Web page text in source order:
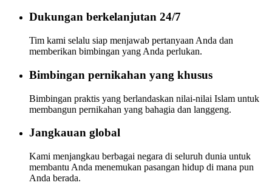
Dukungan berkelanjutan 24/7
Tim kami selalu siap menjawab pertanyaan Anda dan
memberikan bimbingan yang Anda perlukan.
Bimbingan pernikahan yang khusus
Bimbingan praktis yang berlandaskan nilai-nilai Islam untuk
membangun pernikahan yang bahagia dan langgeng.
Jangkauan global
Kami menjangkau berbagai negara di seluruh dunia untuk
membantu Anda menemukan pasangan hidup di mana pun
Anda berada.